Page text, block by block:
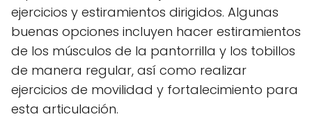
ejercicios y estiramientos dirigidos. Algunas
buenas opciones incluyen hacer estiramientos
de los músculos de la pantorrilla y los tobillos
de manera regular, así como realizar
ejercicios de movilidad y fortalecimiento para
esta articulación.